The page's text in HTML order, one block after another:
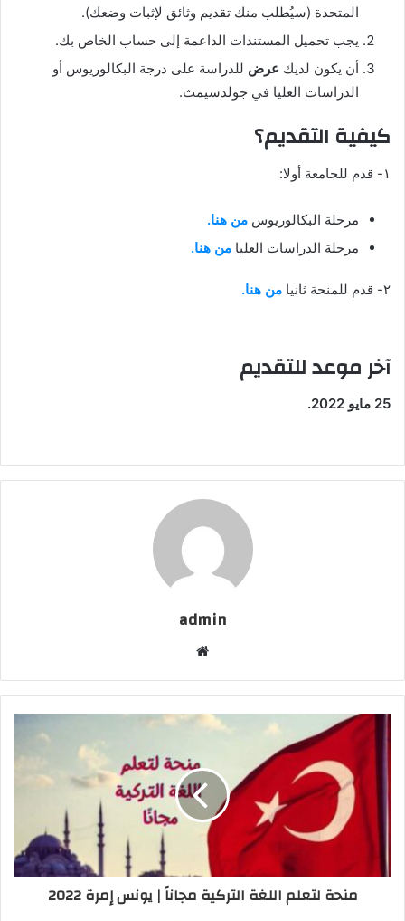
المتحدة (سيُطلب منك تقديم وثائق لإثبات وضعك).
يجب تحميل المستندات الداعمة إلى حساب الخاص بك.
أن يكون لديك عرض للدراسة على درجة البكالوريوس أو
الدراسات العليا في جولدسيمث.
كيفية التقديم؟
١- قدم للجامعة أولا:
مرحلة البكالوريوس من هنا.
مرحلة الدراسات العليا من هنا.
٢- قدم للمنحة ثانيا من هنا.
آخر موعد للتقديم
25 مايو 2022.
admin
منحة لتعلم اللغة التركية مجاناً | يونس إمرة 2022